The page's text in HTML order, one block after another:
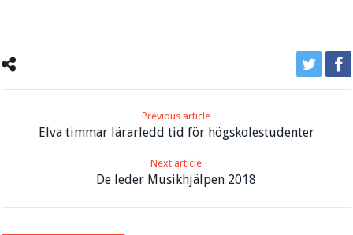
Previous article
Elva timmar lärarledd tid för högskolestudenter
Next article
De leder Musikhjälpen 2018